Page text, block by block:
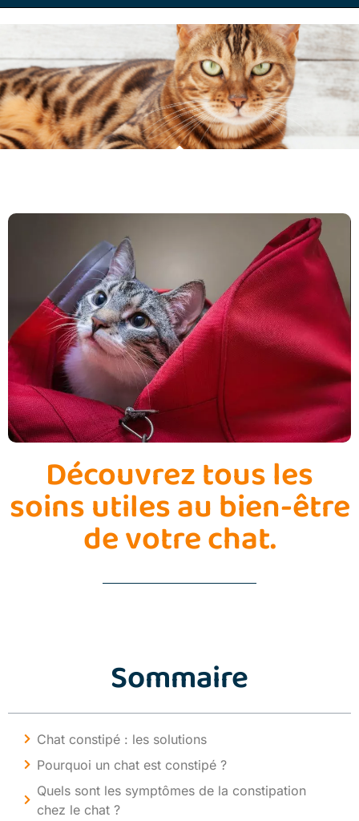
Découvrez tous les
soins utiles au bien-être
de votre chat.
Sommaire
Chat constipé : les solutions
Pourquoi un chat est constipé ?
Quels sont les symptômes de la constipation
chez le chat ?